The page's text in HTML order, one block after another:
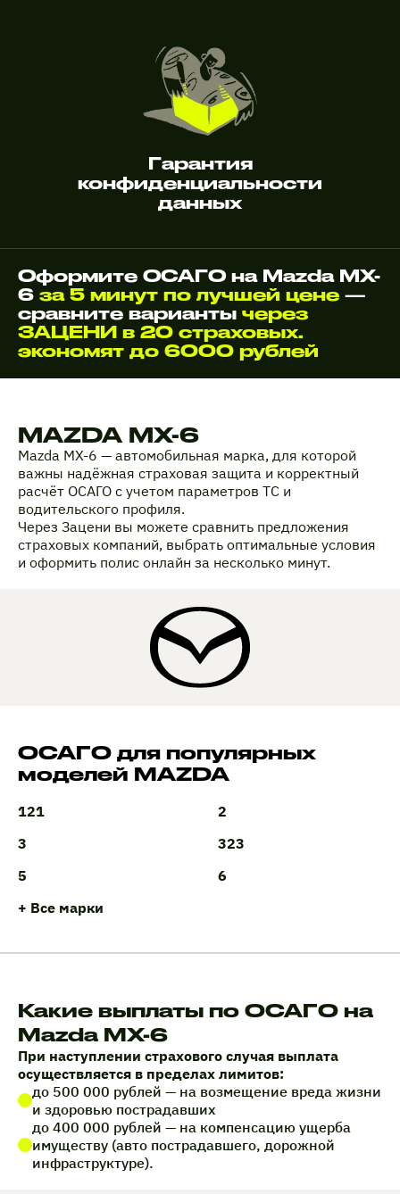
Гарантия
конфиденциальности
данных
Оформите ОСАГО на Mazda MX-
6 за 5 минут по лучшей цене —
сравните варианты через
ЗАЦЕНИ в 20 страховых.
экономят до 6000 рублей
MAZDA MX-6
Mazda MX-6 — автомобильная марка, для которой
важны надёжная страховая защита и корректный
расчёт ОСАГО с учетом параметров ТС и
водительского профиля.
Через Зацени вы можете сравнить предложения
страховых компаний, выбрать оптимальные условия
и оформить полис онлайн за несколько минут.
ОСАГО для популярных
моделей MAZDA
121
2
3
323
5
6
+ Все марки
Какие выплаты по ОСАГО на
Mazda MX-6
При наступлении страхового случая выплата
осуществляется в пределах лимитов:
до 500 000 рублей — на возмещение вреда жизни
и здоровью пострадавших
до 400 000 рублей — на компенсацию ущерба
имуществу (авто пострадавшего, дорожной
инфраструктуре).